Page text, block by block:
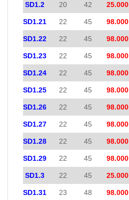
SD1.2 20 42 25.000
SD1.21 22 45 98.000
SD1.22 22 45 98.000
SD1.23 22 45 98.000
SD1.24 22 45 98.000
SD1.25 22 45 98.000
SD1.26 22 45 98.000
SD1.27 22 45 98.000
SD1.28 22 45 98.000
SD1.29 22 45 98.000
SD1.3 22 45 25.000
SD1.31 23 48 98.000